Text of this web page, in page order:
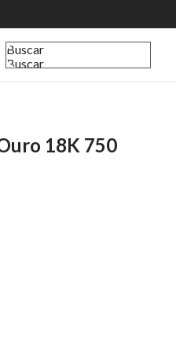
Buscar
Buscar
18K 750